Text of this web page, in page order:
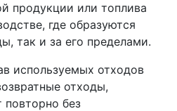
продукции или топлива
где образуются
так и за его пределами.
используемых отходов
отходы,
повторно без